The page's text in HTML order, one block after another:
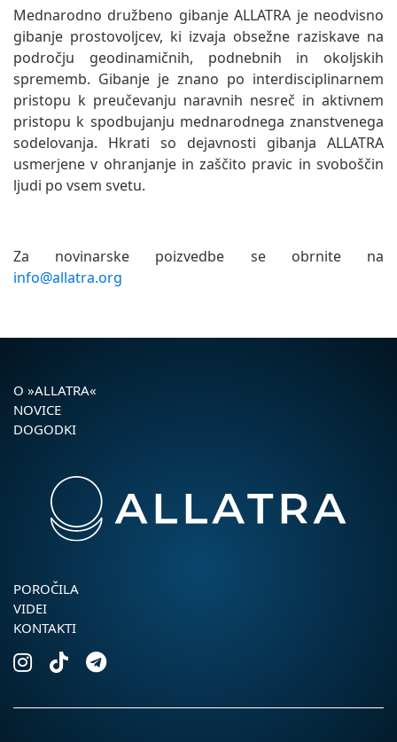
Mednarodno družbeno gibanje ALLATRA je neodvisno
gibanje prostovoljcev, ki izvaja obsežne raziskave na
področju geodinamičnih, podnebnih in okoljskih
sprememb. Gibanje je znano po interdisciplinarnem
pristopu k preučevanju naravnih nesreč in aktivnem
pristopu k spodbujanju mednarodnega znanstvenega
sodelovanja. Hkrati so dejavnosti gibanja ALLATRA
usmerjene v ohranjanje in zaščito pravic in svoboščin
ljudi po vsem svetu.
Za novinarske poizvedbe se obrnite na
info@allatra.org
O »ALLATRA«
NOVICE
DOGODKI
POROČILA
VIDEI
KONTAKTI